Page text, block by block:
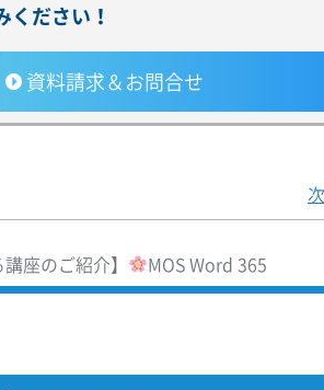
ください！
資料請求＆お問合せ
座のご紹介】 MOS Word 365